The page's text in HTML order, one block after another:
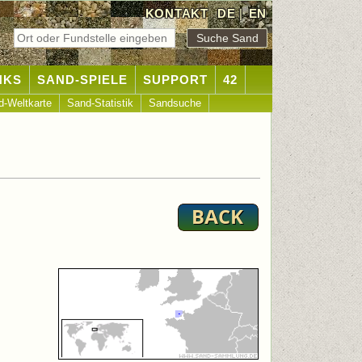
KONTAKT DE|EN
SAND-SPIELE SUPPORT 42
Weltkarte Sand-Statistik Sandsuche